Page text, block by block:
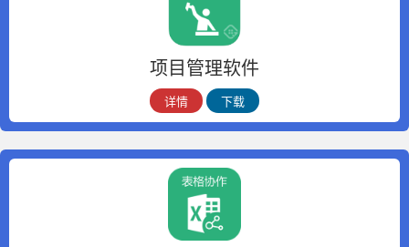
项目管理软件
详情 下载